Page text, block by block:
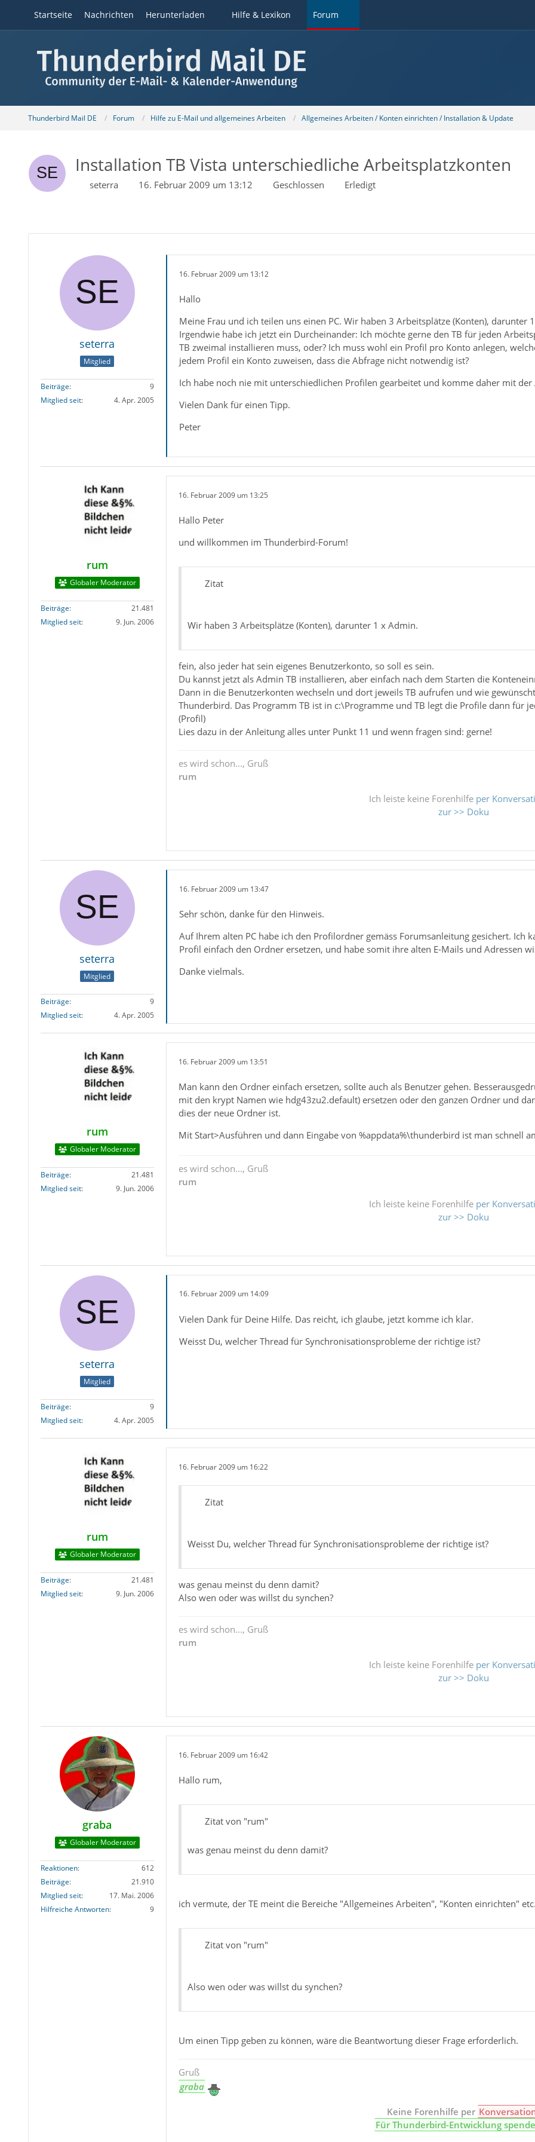
Startseite Nachrichten Herunterladen Hilfe & Lexikon Forum
Thunderbird Mail DE Forum Hilfe zu E-Mail und allgemeines Arbeiten Allgemeines Arbeiten / Konten einrichten / Installation & Update
Installation TB Vista unterschiedliche Arbeitsplatzkonten
seterra 16. Februar 2009 um 13:12 Geschlossen Erledigt
seterra
Mitglied
Beiträge
9
Mitglied seit
4. Apr. 2005
16. Februar 2009 um 13:12
Hallo
Meine Frau und ich teilen uns einen PC. Wir haben 3 Arbeitsplätze (Konten), darunter
Irgendwie habe ich jetzt ein Durcheinander: Ich möchte gerne den TB für jeden
TB zweimal installieren muss, oder? Ich muss wohl ein Profil pro Konto anlegen,
jedem Profil ein Konto zuweisen, dass die Abfrage nicht notwendig ist?
Ich habe noch nie mit unterschiedlichen Profilen gearbeitet und komme daher mit
Vielen Dank für einen Tipp.
Peter
rum
Globaler Moderator
Beiträge
21.481
Mitglied seit
9. Jun. 2006
16. Februar 2009 um 13:25
Hallo Peter
und willkommen im Thunderbird-Forum!
Zitat
Wir haben 3 Arbeitsplätze (Konten), darunter 1 x Admin.
fein, also jeder hat sein eigenes Benutzerkonto, so soll es sein.
Du kannst jetzt als Admin TB installieren, aber einfach nach dem Starten die
Dann in die Benutzerkonten wechseln und dort jeweils TB aufrufen und wie
Thunderbird. Das Programm TB ist in c:\Programme und TB legt die Profile dann für
(Profil)
Lies dazu in der Anleitung alles unter Punkt 11 und wenn fragen sind: gerne!
es wird schon..., Gruß
rum
Ich leiste keine Forenhilfe per
zur >> Doku
seterra
Mitglied
Beiträge
9
Mitglied seit
4. Apr. 2005
16. Februar 2009 um 13:47
Sehr schön, danke für den Hinweis.
Auf Ihrem alten PC habe ich den Profilordner gemäss Forumsanleitung gesichert. Ich
Profil einfach den Ordner ersetzen, und habe somit ihre alten E-Mails und Adressen
Danke vielmals.
rum
Globaler Moderator
Beiträge
21.481
Mitglied seit
9. Jun. 2006
16. Februar 2009 um 13:51
Man kann den Ordner einfach ersetzen, sollte auch als Benutzer gehen.
mit den krypt Namen wie hdg43zu2.default) ersetzen oder den ganzen Ordner und
dies der neue Ordner ist.
Mit Start>Ausführen und dann Eingabe von %appdata%\thunderbird ist man schnell
es wird schon..., Gruß
rum
Ich leiste keine Forenhilfe per
zur >> Doku
seterra
Mitglied
Beiträge
9
Mitglied seit
4. Apr. 2005
16. Februar 2009 um 14:09
Vielen Dank für Deine Hilfe. Das reicht, ich glaube, jetzt komme ich klar.
Weisst Du, welcher Thread für Synchronisationsprobleme der richtige ist?
rum
Globaler Moderator
Beiträge
21.481
Mitglied seit
9. Jun. 2006
16. Februar 2009 um 16:22
Zitat
Weisst Du, welcher Thread für Synchronisationsprobleme der richtige ist?
was genau meinst du denn damit?
Also wen oder was willst du synchen?
es wird schon..., Gruß
rum
Ich leiste keine Forenhilfe per
zur >> Doku
graba
Globaler Moderator
Reaktionen
612
Beiträge
21.910
Mitglied seit
17. Mai. 2006
Hilfreiche Antworten
9
16. Februar 2009 um 16:42
Hallo rum,
Zitat von "rum"
was genau meinst du denn damit?
ich vermute, der TE meint die Bereiche "Allgemeines Arbeiten", "Konten einrichten"
Zitat von "rum"
Also wen oder was willst du synchen?
Um einen Tipp geben zu können, wäre die Beantwortung dieser Frage erforderlich.
Gruß
graba
Keine Forenhilfe per
Für Thunderbird-Entwicklung